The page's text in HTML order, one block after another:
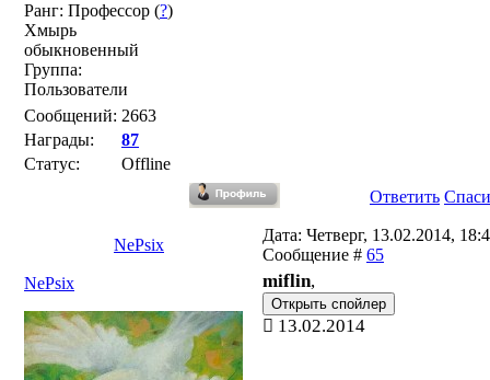
Ранг: Профессор (?)
Хмырь
обыкновенный
Группа:
Пользователи
Сообщений: 2663
Награды:
87
Статус:
Offline
Ответить
NePsix
Дата: Четверг, 13.02.2014,
Сообщение # 65
NePsix
miflin,
13.02.2014